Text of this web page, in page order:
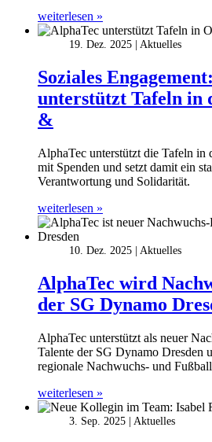
weiterlesen »
19. Dez. 2025 Aktuelles
Soziales
unterstützt Tafeln in
&
AlphaTec unterstützt die Tafeln in
mit Spenden und setzt damit ein
Verantwortung und Solidarität.
weiterlesen »
10. Dez. 2025 Aktuelles
AlphaTec wird
der SG Dynamo
AlphaTec unterstützt als neuer
Talente der SG Dynamo Dresden
regionale Nachwuchs- und
weiterlesen »
3. Sep. 2025 Aktuelles